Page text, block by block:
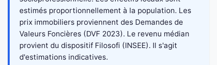
estimés proportionnellement à la population. Les
prix immobiliers proviennent des Demandes de
Valeurs Foncières (DVF 2023). Le revenu médian
provient du dispositif Filosofi (INSEE). Il s'agit
d'estimations indicatives.